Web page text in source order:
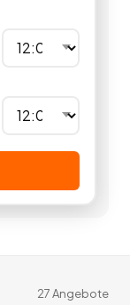
27Angebote